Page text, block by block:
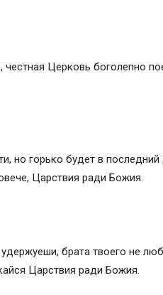
честная Церковь боголепно
но горько будет в
Царствия ради Божия.
брата твоего не
Царствия ради Божия.